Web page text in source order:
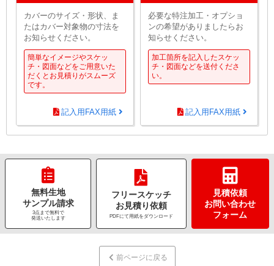
カバーのサイズ・形状、ま
たはカバー対象物の寸法を
お知らせください。
簡単なイメージやスケッ
チ・図面などをご用意いた
だくとお見積りがスムーズ
です。
記入用FAX用紙
必要な特注加工・オプショ
ンの希望がありましたらお
知らせください。
加工箇所を記入したスケッ
チ・図面などを送付くださ
い。
記入用FAX用紙
無料生地
サンプル請求
3点まで無料で
発送いたします
フリースケッチ
お見積り依頼
PDFにて用紙をダウンロード
見積依頼
お問い合わせ
フォーム
前ページに戻る